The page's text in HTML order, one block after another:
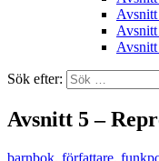
Sök efter:
Avsnitt 5 –
barnbok, författare,